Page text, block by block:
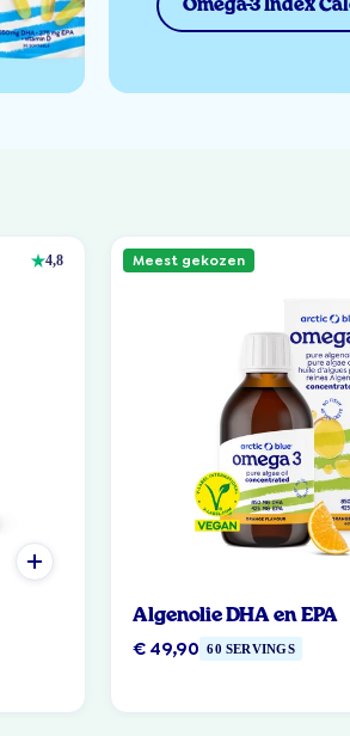
Omega-3 Index
4,8 Meest gekozen
Algenolie DHA en EPA
€ 49,90 60 SERVINGS